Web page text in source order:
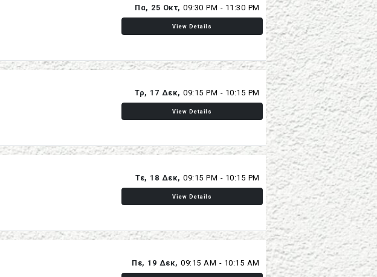
Πα, 25 Οκτ, 09:30 PM - 11:30 PM
View Details
Τρ, 17 Δεκ, 09:15 PM - 10:15 PM
View Details
Τε, 18 Δεκ, 09:15 PM - 10:15 PM
View Details
Πε, 19 Δεκ, 09:15 AM - 10:15 AM